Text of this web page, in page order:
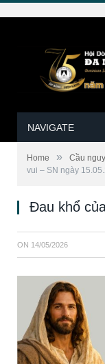
NAVIGATE
Home » Cầu
vui – SN ngày
Đau khổ
ON 14/05/2026